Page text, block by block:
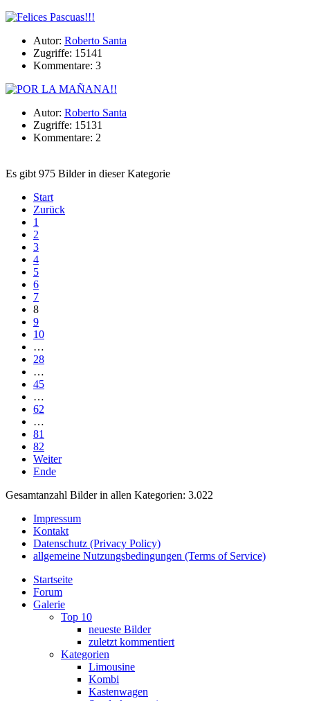
Autor: Roberto Santa
Zugriffe: 15141
Kommentare: 3
Autor: Roberto Santa
Zugriffe: 15131
Kommentare: 2
Es gibt 975 Bilder in dieser Kategorie
Start
Zurück
1
2
3
4
5
6
7
8
9
10
…
28
…
45
…
62
…
81
82
Weiter
Ende
Gesamtanzahl Bilder in allen Kategorien: 3.022
Impressum
Kontakt
Datenschutz (Privacy Policy)
allgemeine Nutzungsbedingungen (Terms of Service)
Startseite
Forum
Galerie
Top 10
neueste Bilder
zuletzt kommentiert
Kategorien
Limousine
Kombi
Kastenwagen